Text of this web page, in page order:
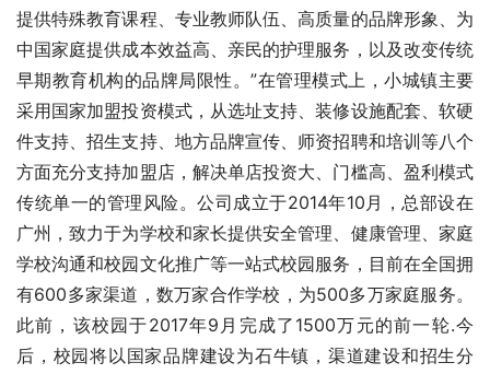
提供特殊教育课程、专业教师队伍、高质量的品牌形象、为
中国家庭提供成本效益高、亲民的护理服务，以及改变传统
早期教育机构的品牌局限性。”在管理模式上，小城镇主要
采用国家加盟投资模式，从选址支持、装修设施配套、软硬
件支持、招生支持、地方品牌宣传、师资招聘和培训等八个
方面充分支持加盟店，解决单店投资大、门槛高、盈利模式
传统单一的管理风险。公司成立于2014年10月，总部设在
广州，致力于为学校和家长提供安全管理、健康管理、家庭
学校沟通和校园文化推广等一站式校园服务，目前在全国拥
有600多家渠道，数万家合作学校，为500多万家庭服务。
此前，该校园于2017年9月完成了1500万元的前一轮.今
后，校园将以国家品牌建设为石牛镇，渠道建设和招生分